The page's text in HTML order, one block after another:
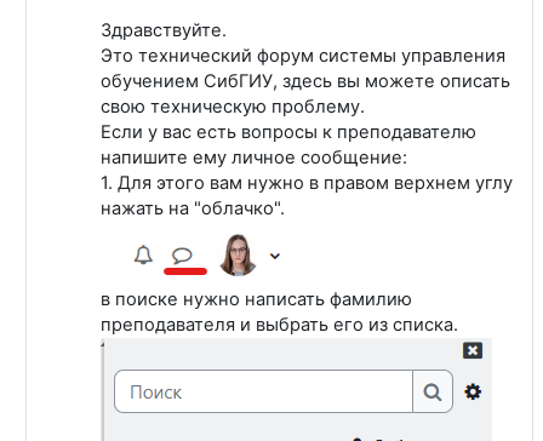
Здравствуйте.
Это технический форум системы управления
обучением СибГИУ, здесь вы можете описать
свою техническую проблему.
Если у вас есть вопросы к преподавателю
напишите ему личное сообщение:
1. Для этого вам нужно в правом верхнем углу
нажать на "облачко".
в поиске нужно написать фамилию
преподавателя и выбрать его из списка.